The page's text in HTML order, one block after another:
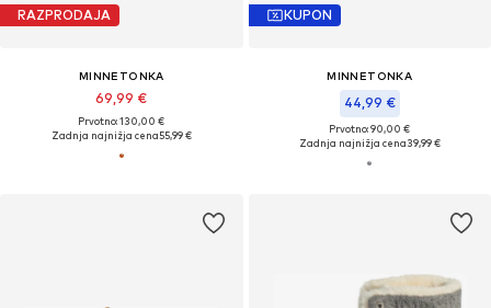
RAZPRODAJA
MINNETONKA
69,99 €
Prvotno: 130,00 €
Zadnja najnižja cena55,99 €
KUPON
MINNETONKA
44,99 €
Prvotno: 90,00 €
Zadnja najnižja cena39,99 €